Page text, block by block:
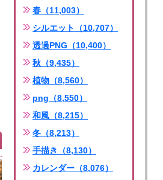
春（11,003）
シルエット（10,707）
透過PNG（10,400）
秋（9,435）
植物（8,560）
png（8,550）
和風（8,215）
冬（8,213）
手描き（8,130）
カレンダー（8,076）